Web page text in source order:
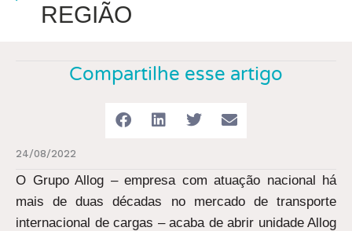
REGIÃO
Compartilhe esse artigo
24/08/2022
O Grupo Allog – empresa com atuação nacional há
mais de duas décadas no mercado de transporte
internacional de cargas – acaba de abrir unidade Allog